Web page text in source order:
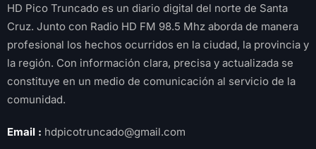
HD Pico Truncado es un diario digital del norte de Santa
Cruz. Junto con Radio HD FM 98.5 Mhz aborda de manera
profesional los hechos ocurridos en la ciudad, la provincia y
la región. Con información clara, precisa y actualizada se
constituye en un medio de comunicación al servicio de la
comunidad.
Email : hdpicotruncado@gmail.com